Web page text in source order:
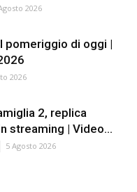
2026
pomeriggio di oggi |
2026
2, replica
streaming | Video...
5 Agosto 2026